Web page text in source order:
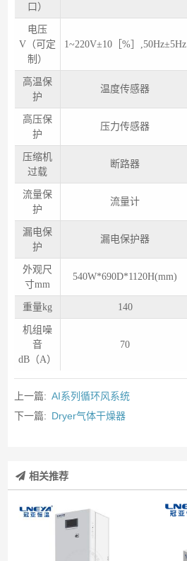
口）
电压
V（可定
制）
1~220V±10［%］,50Hz±5Hz
高温保
护
温度传感器
高压保
护
压力传感器
压缩机
过载
断路器
流量保
护
流量计
漏电保
护
漏电保护器
外观尺
寸mm
540W*690D*1120H(mm)
重量kg 140
机组噪
音
dB（A）
70
上一篇: AI系列循环风系统
下一篇: Dryer气体干燥器
相关推荐